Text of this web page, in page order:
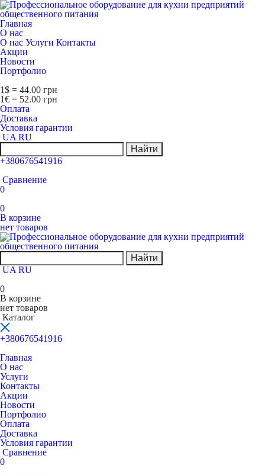
Главная
О нас
О нас Услуги Контакты
Акции
Новости
Портфолио
1$ = 44.00 грн
1€ = 52.00 грн
Оплата
Доставка
Условия гарантии
UA RU
Найти
+380676541916
Сравнение
0
0
В корзине
нет товаров
Найти
UA RU
0
В корзине
нет товаров
Каталог
+380676541916
Главная
О нас
Услуги
Контакты
Акции
Новости
Портфолио
Оплата
Доставка
Условия гарантии
Сравнение
0